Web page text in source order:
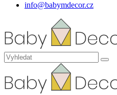
info@babymdecor.cz